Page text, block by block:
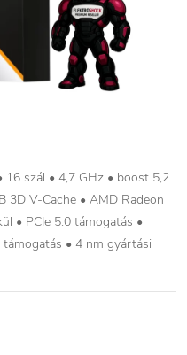
szál • 4,7 GHz • boost 5,2
3D V-Cache • AMD Radeon
• PCIe 5.0 támogatás •
• 4 nm gyártási